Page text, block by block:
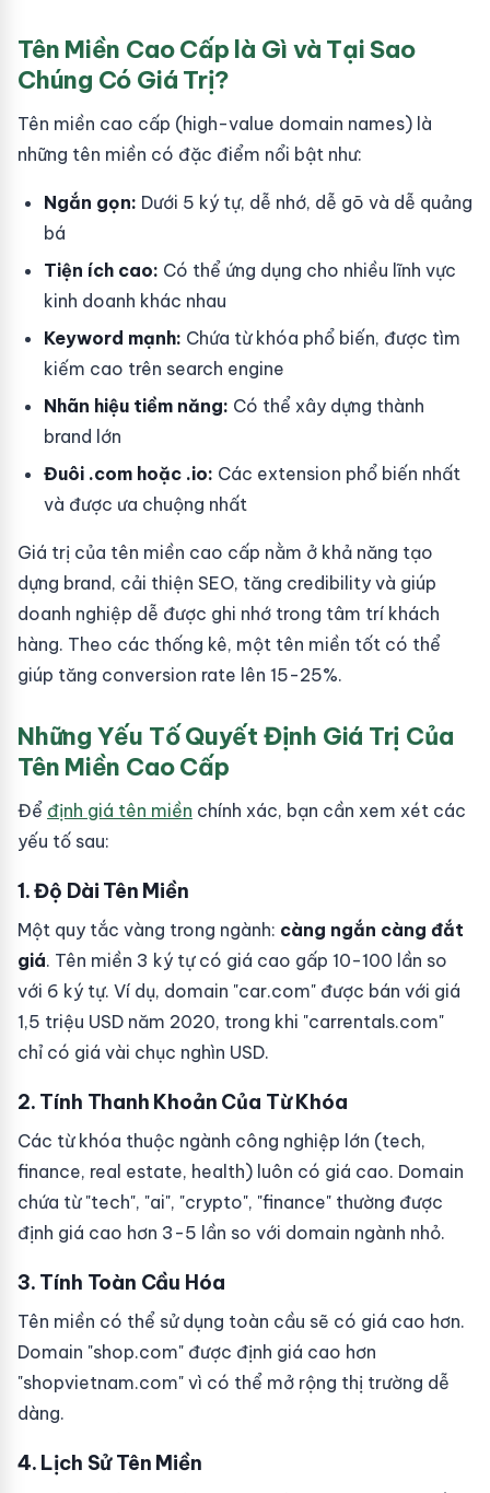
Tên Miền Cao Cấp là Gì và Tại Sao
Chúng Có Giá Trị?
Tên miền cao cấp (high-value domain names) là
những tên miền có đặc điểm nổi bật như:
Ngắn gọn: Dưới 5 ký tự, dễ nhớ, dễ gõ và dễ quảng
bá
Tiện ích cao: Có thể ứng dụng cho nhiều lĩnh vực
kinh doanh khác nhau
Keyword mạnh: Chứa từ khóa phổ biến, được tìm
kiếm cao trên search engine
Nhãn hiệu tiềm năng: Có thể xây dựng thành
brand lớn
Đuôi .com hoặc .io: Các extension phổ biến nhất
và được ưa chuộng nhất
Giá trị của tên miền cao cấp nằm ở khả năng tạo
dựng brand, cải thiện SEO, tăng credibility và giúp
doanh nghiệp dễ được ghi nhớ trong tâm trí khách
hàng. Theo các thống kê, một tên miền tốt có thể
giúp tăng conversion rate lên 15-25%.
Những Yếu Tố Quyết Định Giá Trị Của
Tên Miền Cao Cấp
Để định giá tên miền chính xác, bạn cần xem xét các
yếu tố sau:
1. Độ Dài Tên Miền
Một quy tắc vàng trong ngành: càng ngắn càng đắt
giá. Tên miền 3 ký tự có giá cao gấp 10-100 lần so
với 6 ký tự. Ví dụ, domain "car.com" được bán với giá
1,5 triệu USD năm 2020, trong khi "carrentals.com"
chỉ có giá vài chục nghìn USD.
2. Tính Thanh Khoản Của Từ Khóa
Các từ khóa thuộc ngành công nghiệp lớn (tech,
finance, real estate, health) luôn có giá cao. Domain
chứa từ "tech", "ai", "crypto", "finance" thường được
định giá cao hơn 3-5 lần so với domain ngành nhỏ.
3. Tính Toàn Cầu Hóa
Tên miền có thể sử dụng toàn cầu sẽ có giá cao hơn.
Domain "shop.com" được định giá cao hơn
"shopvietnam.com" vì có thể mở rộng thị trường dễ
dàng.
4. Lịch Sử Tên Miền